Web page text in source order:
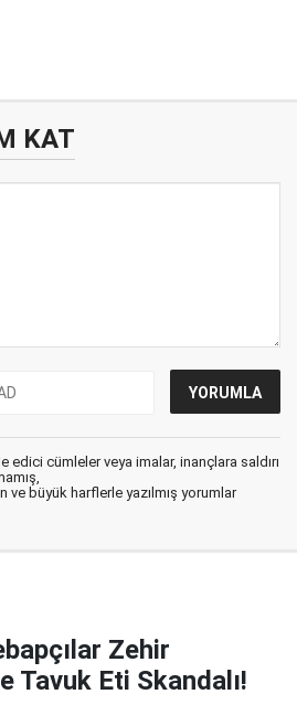
KAT
edici cümleler veya imalar, inançlara saldırı
ve büyük harflerle yazılmış yorumlar
Zehir
Tavuk Eti Skandalı!